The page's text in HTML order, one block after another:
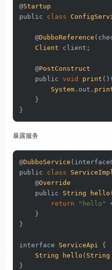
@Startup
public class
    @
DubboReference
Client client;
    @
PostConstruct
    public
void print ( ){
System . out .
    }
}
暴露服务
@DubboService
public class
    @
Override
    public
String hello (
return
"hello"
    }
}
interface ServiceApi {
String
hello ( String
}